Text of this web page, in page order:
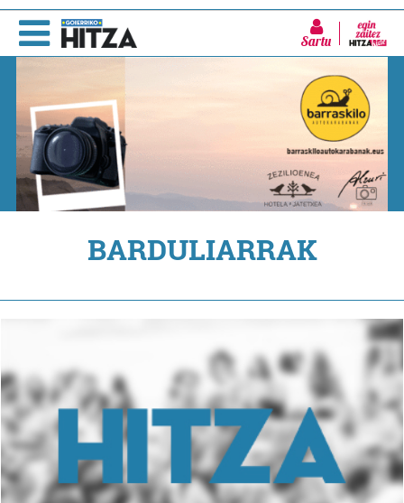
Sartu
BARDULIARRAK